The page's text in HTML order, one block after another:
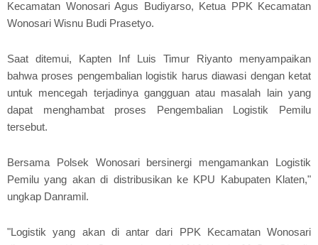
Kecamatan Wonosari Agus Budiyarso, Ketua PPK Kecamatan
Wonosari Wisnu Budi Prasetyo.
Saat ditemui, Kapten Inf Luis Timur Riyanto menyampaikan
bahwa proses pengembalian logistik harus diawasi dengan ketat
untuk mencegah terjadinya gangguan atau masalah lain yang
dapat menghambat proses Pengembalian Logistik Pemilu
tersebut.
Bersama Polsek Wonosari bersinergi mengamankan Logistik
Pemilu yang akan di distribusikan ke KPU Kabupaten Klaten,"
ungkap Danramil.
"Logistik yang akan di antar dari PPK Kecamatan Wonosari